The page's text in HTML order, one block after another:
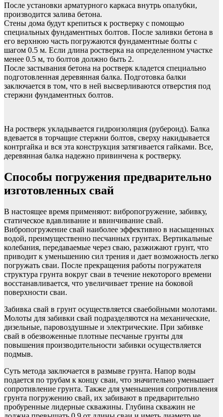
После установки арматурного каркаса внутрь опалубки,
производится залива бетона.
Стены дома будут крепиться к ростверку с помощью
специальных фундаментных болтов. После заливки бетона в
его верхнюю часть погружаются фундаментные болты с
шагом 0.5 м. Если длина ростверка на определенном участке
менее 0.5 м, то болтов должно быть 2.
После застывания бетона на ростверк кладется специально
подготовленная деревянная балка. Подготовка балки
заключается в том, что в ней высверливаются отверстия под
стержни фундаментных болтов.
На ростверк укладывается гидроизоляция (рубероид). Балка
вдевается в торчащие стержни болтов, сверху накидывается
контргайка и вся эта конструкция затягивается гайками. Все,
деревянная балка надежно привинчена к ростверку.
Способы погружения предварительно
изготовленных свай
В настоящее время применяют: вибропогружение, забивку,
статическое вдавливание и ввинчивание свай.
Вибропогружение свай наиболее эффективно в насыщенных
водой, преимущественно песчанных грунтах. Вертикальные
колебания, передаваемые через сваю, разжижают грунт, что
приводит к уменьшению сил трения и дает возможность легко
погружать сваи. После прекращения работы погружателя
структура грунта вокруг сваи в течение некоторого времени
восстанавливается, что увеличивает трение на боковой
поверхности сваи.
Забивка свай в грунт осуществляется сваебойными молотами.
Молоты для забивки свай подразделяются на механические,
дизельные, паровоздушные и электрические. При забивке
свай в обезвоженные плотные песчаные грунты для
повышения производительности забивки осуществляется
подмыв.
Суть метода заключается в размыве грунта. Напор воды
подается по трубам к концу сваи, что значительно уменьшает
сопротивление грунта. Также для уменьшения сопротивления
грунта погружению свай, их забивают в предварительно
пробуренные лидерные скважины. Глубина скважин не